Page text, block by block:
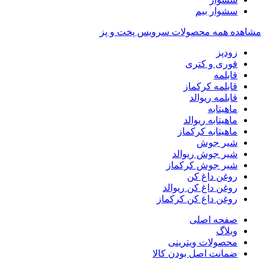
سشوار بیم
مشاهده همه محصولات سرویس پخت و پز
زودپز
قوری و کتری
قابلمه
قابلمه کرکماز
قابلمه ریوالد
ماهیتابه
ماهیتابه ریوالد
ماهیتابه کرکماز
شیر جوش
شیر جوش ریوالد
شیر جوش کرکماز
روغن داغ کن
روغن داغ کن ریوالد
روغن داغ کن کرکماز
صفحه اصلی
وبلاگ
محصولات ویترینی
ضمانت اصل بودن کالا